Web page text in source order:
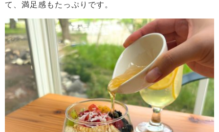
て、満足感もたっぷりです。